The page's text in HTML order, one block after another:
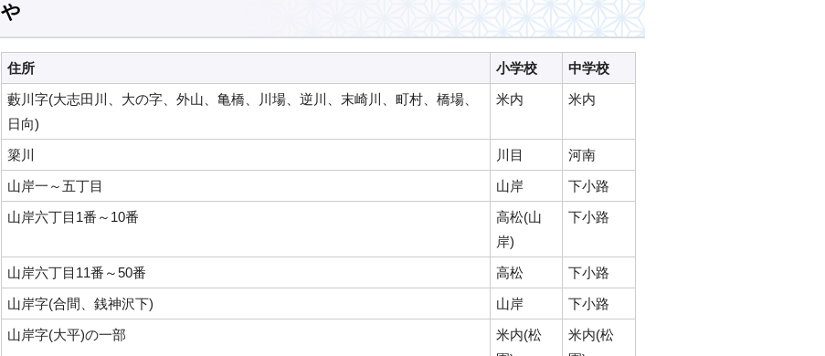
や
住所 小学校
中学校
藪川字(大志田川、大の字、外山、亀橋、川場、逆川、末崎川、町村、橋場、
日向)
米内 米内
簗川 川目
河南
山岸一～五丁目
山岸
下小路
山岸六丁目1番～10番
高松(山
岸)
下小路
山岸六丁目11番～50番 高松
下小路
山岸字(合間、銭神沢下)
山岸
下小路
山岸字(大平)の一部
米内(松
米内(松